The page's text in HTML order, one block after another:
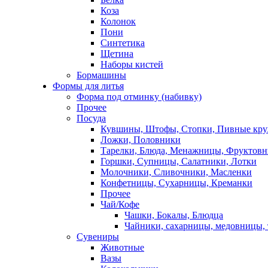
Коза
Колонок
Пони
Синтетика
Щетина
Наборы кистей
Бормашины
Формы для литья
Форма под отминку (набивку)
Прочее
Посуда
Кувшины, Штофы, Стопки, Пивные
Ложки, Половники
Тарелки, Блюда, Менажницы,
Горшки, Супницы, Салатники, Лотки
Молочники, Сливочники, Масленки
Конфетницы, Сухарницы, Креманки
Прочее
Чай/Кофе
Чашки, Бокалы, Блюдца
Чайники, сахарницы, медовницы,
Сувениры
Животные
Вазы